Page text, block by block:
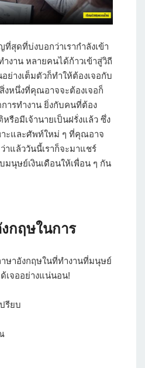
สุดที่บ่งบอกว่าเรากำลังเข้า
ำงาน หลายคนได้ก้าวเข้าสู่วิถี
ย่างเต็มตัวก็ทำให้ต้องเจอกับ
งหนึ่งที่คุณอาจจะต้องเจอก็
ารทำงาน ยิ่งกับคนที่ต้อง
รือมีเจ้านายเป็นฝรั่งแล้ว ซึ่ง
ะและศัพท์ใหม่ ๆ ที่คุณอาจ
าแล้ววันนี้เราก็จะมาแชร์
นุษย์เงินเดือนให้เพื่อน ๆ กัน
กฤษในการ
ษาอังกฤษในที่ทํางานที่มนุษย์
เจออย่างแน่นอน!
รียบ